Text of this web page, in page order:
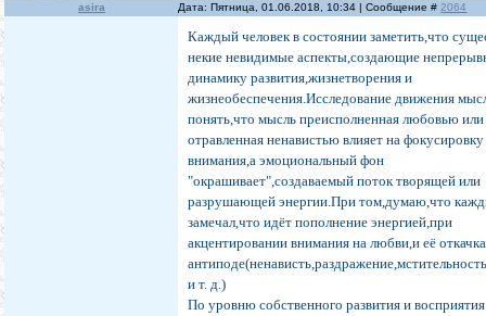
asira Дата: Пятница, 01.06.2018, 10:34 | Сообщение #2064
Каждый человек в состоянии заметить,что
некие невидимые аспекты,создающие
динамику развития,жизнетворения и
жизнеобеспечения.Исследование движения
понять,что мысль преисполненная любовью или
отравленная ненавистью влияет на фокусировку
внимания,а эмоциональный фон
"окрашивает",создаваемый поток творящей или
разрушающей энергии.При том,думаю,что
замечал,что идёт пополнение энергией,при
акцентировании внимания на любви,и её
и т. д.)
По уровню собственного развития и